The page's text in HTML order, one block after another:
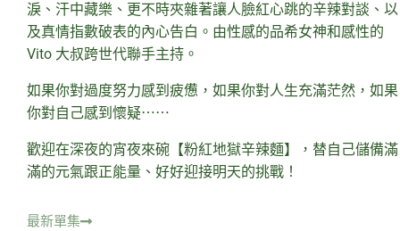
淚、汗中藏樂、更不時夾雜著讓人臉紅心跳的辛辣對談、以
及真情指數破表的內心告白。由性感的品希女神和感性的
Vito 大叔跨世代聯手主持。
如果你對過度努力感到疲憊，如果你對人生充滿茫然，如果
你對自己感到懷疑⋯⋯
歡迎在深夜的宵夜來碗【粉紅地獄辛辣麵】，替自己儲備滿
滿的元氣跟正能量、好好迎接明天的挑戰！
最新單集